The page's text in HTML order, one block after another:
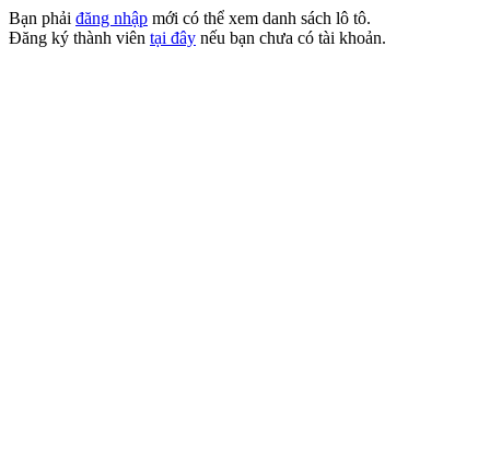
Bạn phải đăng nhập mới có thể xem danh sách lô tô.
Đăng ký thành viên tại đây nếu bạn chưa có tài khoản.